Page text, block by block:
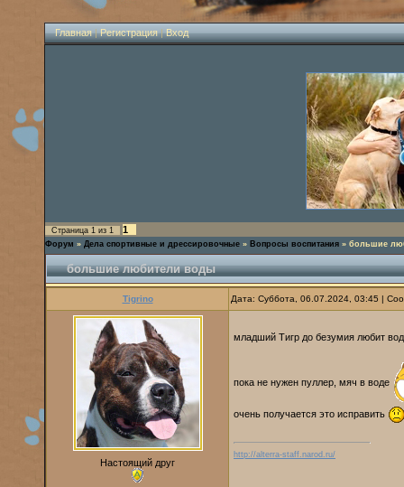
Главная|Регистрация|Вход
Страница 1 из 1 1
Форум » Дела спортивные и дрессировочные » Вопросы воспитания » большие
большие любители воды
Tigrino Дата: Суббота, 06.07.2024, 03:45 |
Настоящий друг
младший Тигр до безумия любит
пока не нужен пуллер, мяч в воде
очень получается это исправить
http://alterra-staff.narod.ru/